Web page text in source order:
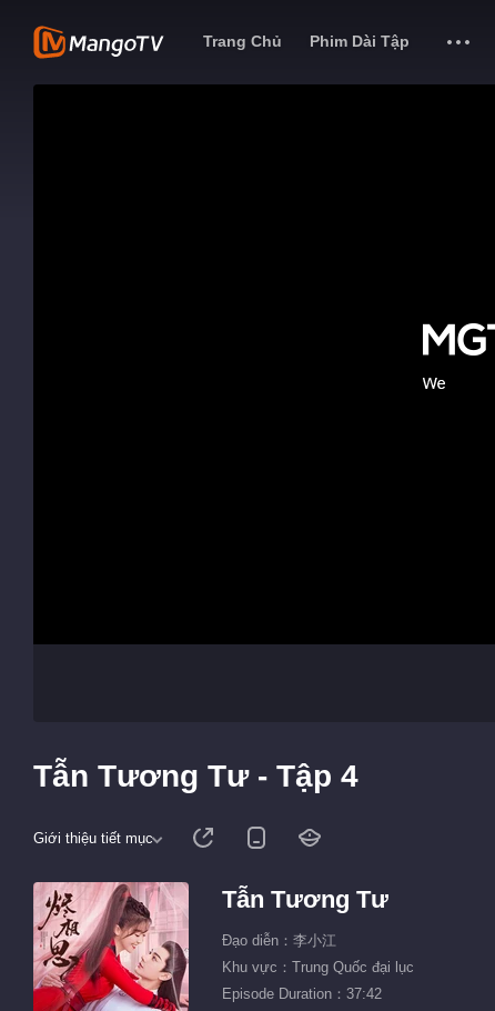
Trang Chủ Phim Dài Tập
Tẫn Tương Tư - Tập 4
Giới thiệu tiết mục
Tẫn Tương Tư
Đạo diễn：李小江
Khu vực：Trung Quốc đại lục
Episode Duration：37:42